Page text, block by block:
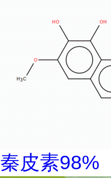
秦皮素98%